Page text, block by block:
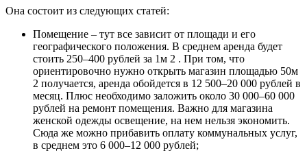
Она состоит из следующих статей:
Помещение – тут все зависит от площади и его
географического положения. В среднем аренда будет
стоить 250–400 рублей за 1м 2 . При том, что
ориентировочно нужно открыть магазин площадью 50м
2 получается, аренда обойдется в 12 500–20 000 рублей в
месяц. Плюс необходимо заложить около 30 000–60 000
рублей на ремонт помещения. Важно для магазина
женской одежды освещение, на нем нельзя экономить.
Сюда же можно прибавить оплату коммунальных услуг,
в среднем это 6 000–12 000 рублей;